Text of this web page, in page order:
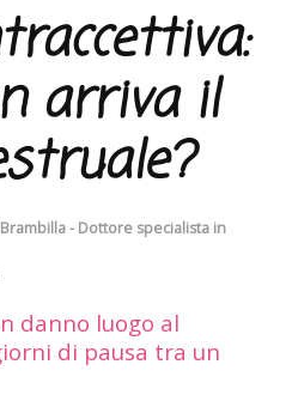
arriva il
- Dottore specialista in
danno luogo al
di pausa tra un